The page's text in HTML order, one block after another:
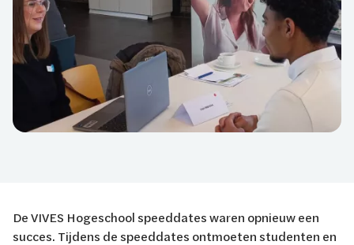
De VIVES Hogeschool speeddates waren opnieuw een
succes. Tijdens de speeddates ontmoeten studenten en